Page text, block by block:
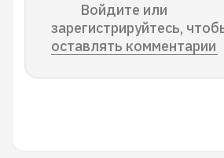
Войдите или
зарегистрируйтесь,
оставлять комментарии